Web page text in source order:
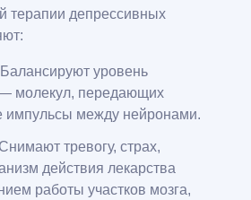
терапии депрессивных
уровень
молекул, передающих
импульсы между нейронами.
тревогу, страх,
действия лекарства
работы участков мозга,